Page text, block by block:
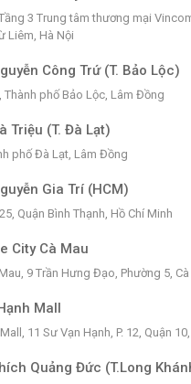
3 Trung tâm thương mại
Liêm, Hà Nội
Công Trứ (T. Bảo Lộc)
Thành phố Bảo Lộc, Lâm Đồng
Triệu (T. Đà Lạt)
phố Đà Lạt, Lâm Đồng
Gia Trí (HCM)
Quận Bình Thạnh, Hồ Chí Minh
City Cà Mau
9 Trần Hưng Đạo, Phường 5,
Mall
11 Sư Vạn Hạnh, P. 12, Quận
Quảng Đức (T.Long